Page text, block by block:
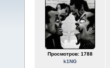
Просмотров: 1788
k1NG